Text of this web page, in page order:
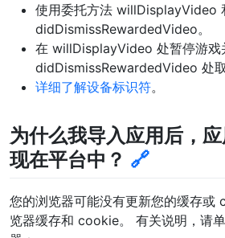
使用委托方法 willDisplayVideo
didDismissRewardedVideo。
在 willDisplayVideo 处暂停游戏
didDismissRewardedVideo 处取
详细了解设备标识符。
为什么我导入应用后，
现在平台中？ 🔗
您的浏览器可能没有更新您的缓存或
览器缓存和 cookie。 有关说明，请